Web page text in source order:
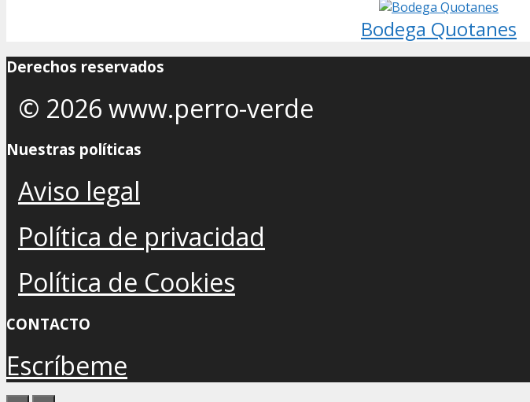
Bodega Quotanes
Derechos reservados
© 2026 www.perro-verde
Nuestras políticas
Aviso legal
Política de privacidad
Política de Cookies
CONTACTO
Escríbeme